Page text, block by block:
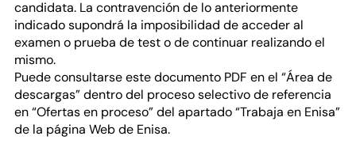
candidata. La contravención de lo anteriormente
indicado supondrá la imposibilidad de acceder al
examen o prueba de test o de continuar realizando el
mismo.
Puede consultarse este documento PDF en el “Área de
descargas” dentro del proceso selectivo de referencia
en “Ofertas en proceso” del apartado “Trabaja en Enisa”
de la página Web de Enisa.